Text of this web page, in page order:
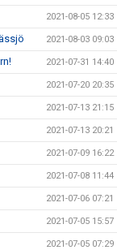
2021-08-05 12:33
2021-08-03 09:03
2021-07-31 14:40
2021-07-20 20:35
2021-07-13 21:15
2021-07-13 20:21
2021-07-09 16:22
2021-07-08 11:44
2021-07-06 07:21
2021-07-05 15:57
2021-07-05 07:29